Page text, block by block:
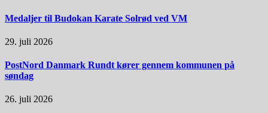
Medaljer til Budokan Karate Solrød ved VM
29. juli 2026
PostNord Danmark Rundt kører gennem kommunen på
søndag
26. juli 2026